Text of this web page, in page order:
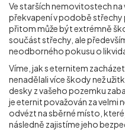
Ve starších nemovitostech na
překvapení v podobě
přitom může být extrémně
součást střechy, ale
neodborného pokusu o
Víme, jak s eternitem
nenadělali více škody než
desky z vašeho pozemku
je eternit považován za velmi
odvézt na sběrné místo,
následně zajistíme jeho